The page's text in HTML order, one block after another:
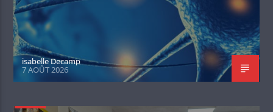
isabelle Decamp
7 AOÛT 2026